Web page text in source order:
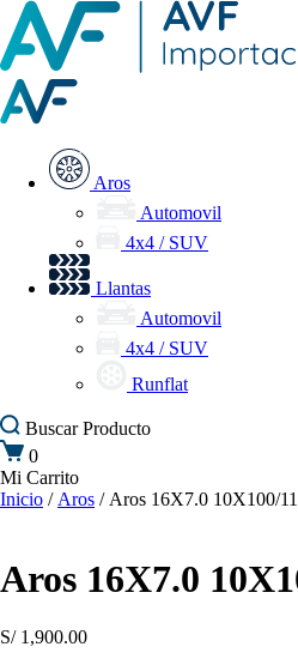
Aros
Automovil
4x4 / SUV
Llantas
Automovil
4x4 / SUV
Runflat
BuscarProducto
0
Mi Carrito
Inicio / Aros / Aros 16X7.0 10X100/
Aros 16X7.0
S/1,900.00